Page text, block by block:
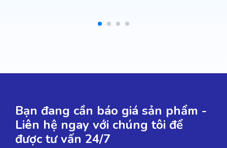
Bạn đang cần báo giá sản phẩm -
Liên hệ ngay với chúng tôi để
được tư vấn 24/7